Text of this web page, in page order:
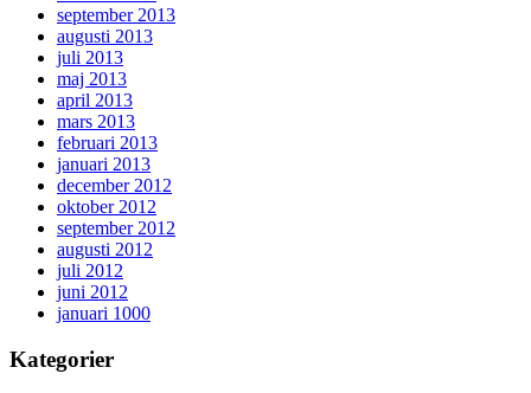
september 2013
augusti 2013
juli 2013
maj 2013
april 2013
mars 2013
februari 2013
januari 2013
december 2012
oktober 2012
september 2012
augusti 2012
juli 2012
juni 2012
januari 1000
Kategorier